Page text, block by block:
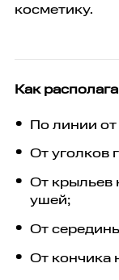
косметику.
Как
По линии
От уголков
От крыльев
ушей;
От
От кончика